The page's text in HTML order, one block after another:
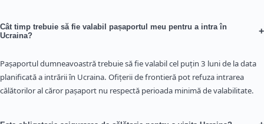
Cât timp trebuie să fie valabil pașaportul meu pentru a intra în
Ucraina?
+
Pașaportul dumneavoastră trebuie să fie valabil cel puțin 3 luni de la data
planificată a intrării în Ucraina. Ofițerii de frontieră pot refuza intrarea
călătorilor al căror pașaport nu respectă perioada minimă de valabilitate.